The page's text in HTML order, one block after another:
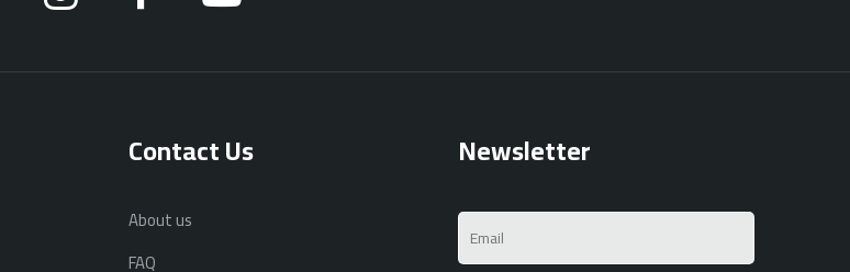
Contact Us
About us
FAQ
Newsletter